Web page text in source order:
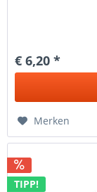
€ 6,20 *
Merken
TIPP!